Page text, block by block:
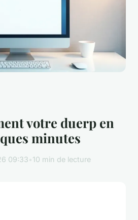
votre duerp en
minutes
09:33•10 min de lecture